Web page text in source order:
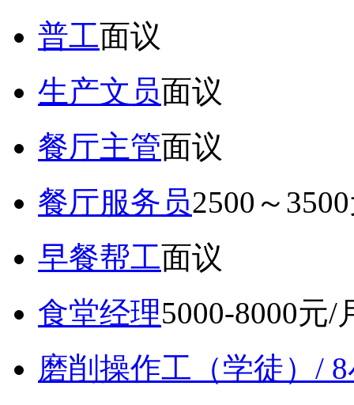
普工面议
生产文员面议
餐厅主管面议
餐厅服务员2500～
早餐帮工面议
食堂经理5000-8000元/
磨削操作工（学徒）/